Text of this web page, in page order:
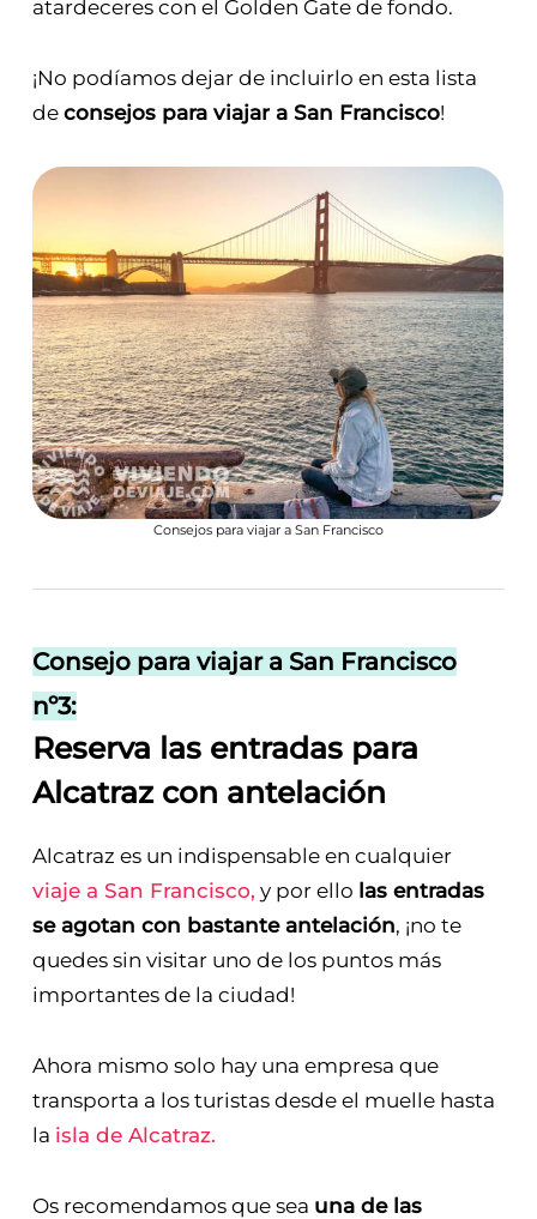
atardeceres con el Golden Gate de fondo.
¡No podíamos dejar de incluirlo en esta lista
de consejos para viajar a San Francisco!
Consejos para viajar a San Francisco
Consejo para viajar a San Francisco
nº3:
Reserva las entradas para
Alcatraz con antelación
Alcatraz es un indispensable en cualquier
viaje a San Francisco, y por ello las entradas
se agotan con bastante antelación, ¡no te
quedes sin visitar uno de los puntos más
importantes de la ciudad!
Ahora mismo solo hay una empresa que
transporta a los turistas desde el muelle hasta
la isla de Alcatraz.
Os recomendamos que sea una de las